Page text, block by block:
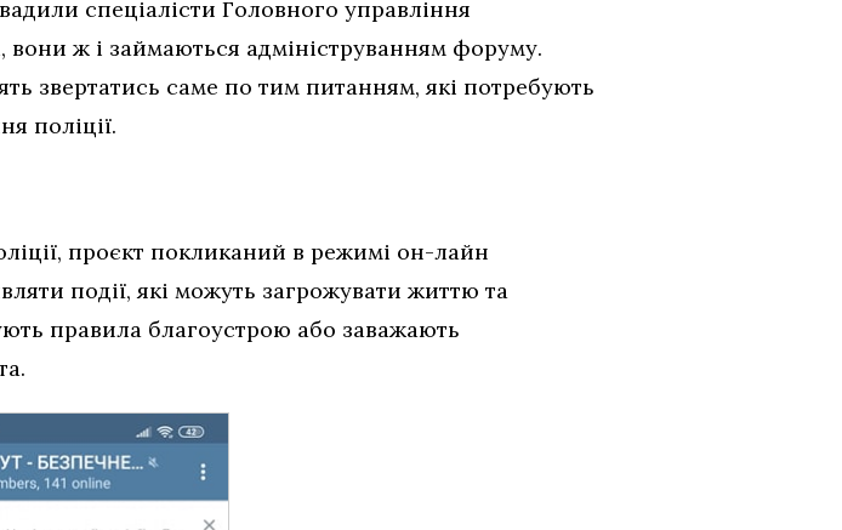
спеціалісти Головного управління
вони ж і займаються адмініструванням форуму.
звертатись саме по тим питанням, які потребують
поліції.
проєкт покликаний в режимі он-лайн
події, які можуть загрожувати життю та
правила благоустрою або заважають